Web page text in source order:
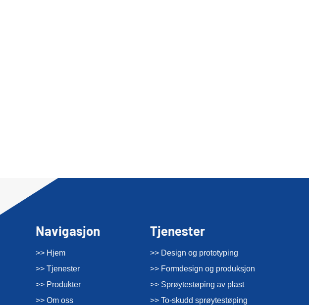
Navigasjon
>> Hjem
>> Tjenester
>> Produkter
>> Om oss
Tjenester
>> Design og prototyping
>> Formdesign og produksjon
>> Sprøytestøping av plast
>> To-skudd sprøytestøping